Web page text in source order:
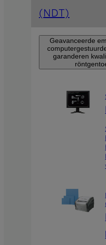
(NDT)
Geavanceerde
garanderen